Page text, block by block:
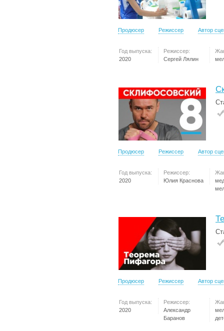
Продюсер Режиссер Автор
Год выпуска:
2020
Режиссер:
Сергей Лялин
Продюсер Режиссер Автор
Год выпуска:
2020
Режиссер:
Юлия Краснова
Продюсер Режиссер Автор
Год выпуска:
2020
Режиссер:
Александр
Баранов